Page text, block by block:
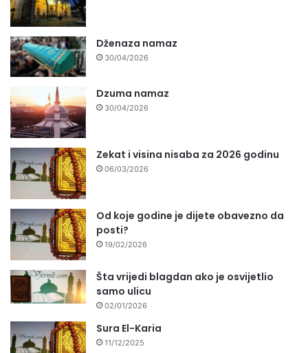
Dženaza namaz
30/04/2026
Dzuma namaz
30/04/2026
Zekat i visina nisaba za 2026 godinu
06/03/2026
Od koje godine je dijete obavezno da
posti?
19/02/2026
Šta vrijedi blagdan ako je osvijetlio
samo ulicu
02/01/2026
Sura El-Karia
11/12/2025